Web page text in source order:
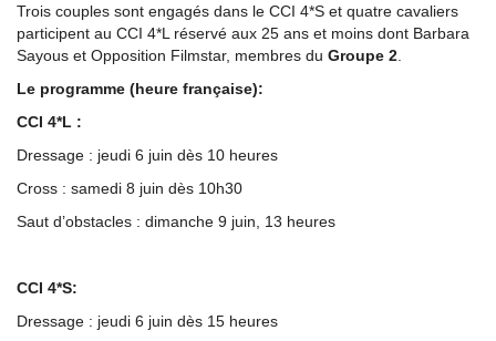
Trois couples sont engagés dans le CCI 4*S et quatre cavaliers
participent au CCI 4*L réservé aux 25 ans et moins dont Barbara
Sayous et Opposition Filmstar, membres du Groupe 2
Le programme (heure française):
CCI 4*L :
Dressage : jeudi 6 juin dès 10 heures
Cross : samedi 8 juin dès 10h30
Saut d’obstacles : dimanche 9 juin, 13 heures
CCI 4*S:
Dressage : jeudi 6 juin dès 15 heures